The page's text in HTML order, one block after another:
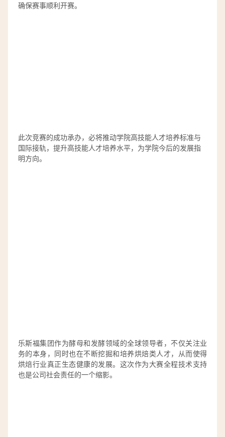
确保赛事顺利开赛。
此次竞赛的成功承办，必将推动学院高技能人才培养标准与
国际接轨，提升高技能人才培养水平，为学院今后的发展指
明方向。
乐斯福集团作为酵母和发酵领域的全球领导者，不仅关注业
务的本身，同时也在不断挖掘和培养烘焙类人才，从而使得
烘焙行业真正生态健康的发展。这次作为大赛全程技术支持
也是公司社会责任的一个缩影。